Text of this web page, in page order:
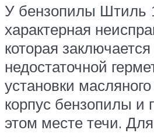
У бензопилы Штиль
характерная
которая заключается
недостаточной
установки
корпус бензопилы и
этом месте течи.